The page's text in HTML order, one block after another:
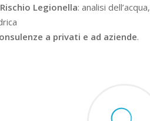
Legionella: analisi dell’acqua,
a privati e ad aziende.